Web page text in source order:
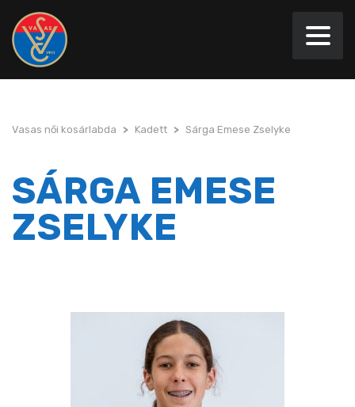
Vasas női kosárlabda > Kadett > Sárga Emese Zselyke
SÁRGA EMESE
ZSELYKE